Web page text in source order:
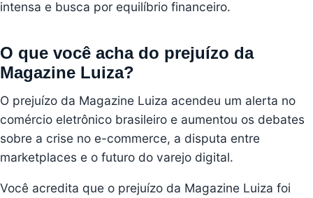
intensa e busca por equilíbrio financeiro.
O que você acha do prejuízo da
Magazine Luiza?
O prejuízo da Magazine Luiza acendeu um alerta no
comércio eletrônico brasileiro e aumentou os debates
sobre a crise no e-commerce, a disputa entre
marketplaces e o futuro do varejo digital.
Você acredita que o prejuízo da Magazine Luiza foi